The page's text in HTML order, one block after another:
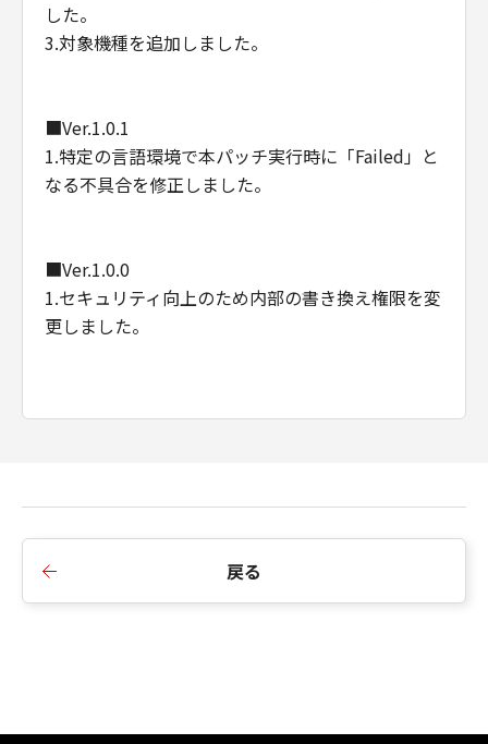
した。
3.対象機種を追加しました。
■Ver.1.0.1
1.特定の言語環境で本パッチ実行時に「Failed」と
なる不具合を修正しました。
■Ver.1.0.0
1.セキュリティ向上のため内部の書き換え権限を変
更しました。
戻る